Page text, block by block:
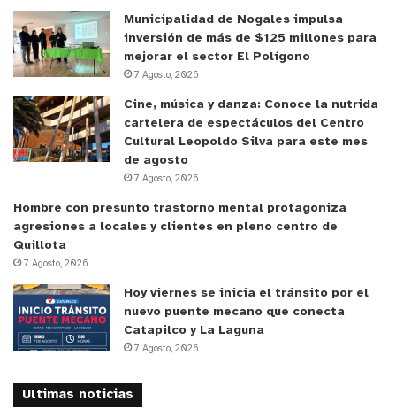
Mejor Sub 12: Alonso Pérez Rojas Mejor Sub 10:
Dante Briones Mejor Sub 8: Luisfelipe Pérez Urrutia
El Club Academia de Ajedrez de Villa Alemana
funciona todos los sábados, de 11.00 a 18.00
Villa Alemana. Cuenta con un taller básico de 11.30
a 12.30 horas y un taller intermedio de 13.00 a
14.30 horas.
y tú, ¿qué opinas?
Municipalidad de Nogales impulsa
inversión de más de $125 millones para
mejorar el sector El Polígono
7 Agosto, 2026
Cine, música y danza: Conoce la nutrida
cartelera de espectáculos del Centro
Cultural Leopoldo Silva para este mes
de agosto
7 Agosto, 2026
Hombre con presunto trastorno mental protagoniza
agresiones a locales y clientes en pleno centro de
Quillota
7 Agosto, 2026
Hoy viernes se inicia el tránsito por el
nuevo puente mecano que conecta
Catapilco y La Laguna
7 Agosto, 2026
Ultimas noticias